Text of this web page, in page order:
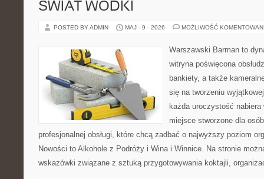
ŚWIAT WÓDKI
POSTED BY ADMIN MAJ - 9 - 2026 MOŻLIWOŚĆ
Warszawski Barman to
witryna poświęcona
bankiety, a także
się na tworzeniu
każda uroczystość
miejsce stworzone dla
profesjonalnej obsługi, które chcą zadbać o najwyższy poziom
Nowości to Alkohole z Podróży i Wina i Winnice. Na stronie
wskazówki związane z sztuką przygotowywania koktajli,